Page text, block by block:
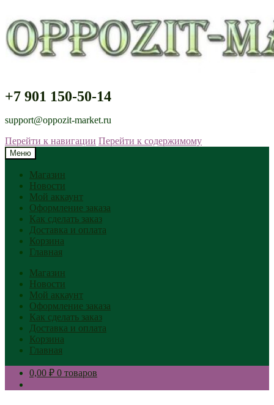
+7 901 150-50-14
support@oppozit-market.ru
Перейти к навигации Перейти к содержимому
Меню
Магазин
Новости
Мой аккаунт
Оформление заказа
Как сделать заказ
Доставка и оплата
Корзина
Главная
Магазин
Новости
Мой аккаунт
Оформление заказа
Как сделать заказ
Доставка и оплата
Корзина
Главная
0,00 ₽ 0 товаров